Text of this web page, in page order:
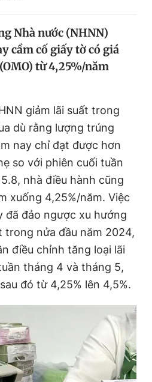
Tin 24h
Tin 360
Magazine
Bạn cần biết
Liên hệ quảng cáo
thoại
Nhà nước (NHNN)
cầm cố giấy tờ có giá
từ 4,25%/năm
giảm lãi suất trong
dù rằng lượng trúng
nay chỉ đạt được hơn
so với phiên cuối tuần
nhà điều hành cũng
xuống 4,25%/năm. Việc
đã đảo ngược xu hướng
trong nửa đầu năm 2024,
điều chỉnh tăng loại lãi
tháng 4 và tháng 5,
đó từ 4,25% lên 4,5%.